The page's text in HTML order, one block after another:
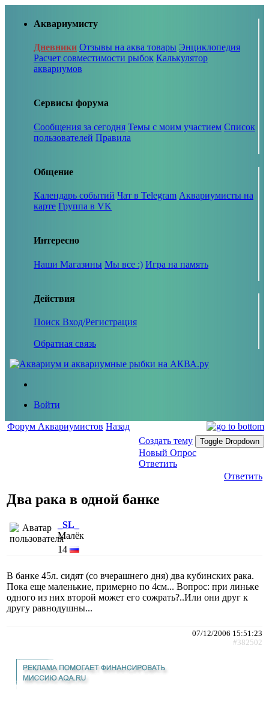
Аквариумисту
Дневники Отзывы на аква товары Энциклопедия
Расчет совместимости рыбок Калькулятор
аквариумов
Сервисы форума
Сообщения за сегодня Темы с моим участием Список
пользователей Правила
Общение
Календарь событий Чат в Telegram Аквариумисты на
карте Группа в VK
Интересно
Наши Магазины Мы все :) Игра на память
Действия
Поиск Вход/Регистрация
Обратная связь
Войти
Форум Аквариумистов Назад
Создать тему
Toggle Dropdown
Новый Опрос
Ответить
Ответить
Два рака в одной банке
_SL_
Малёк
14
В банке 45л. сидят (со вчерашнего дня) два кубинских рака.
Пока еще маленькие, примерно по 4см... Вопрос: при линьке
одного из них второй может его сожрать?..Или они друг к
другу равнодушны...
07/12/2006 15:51:23
#382502